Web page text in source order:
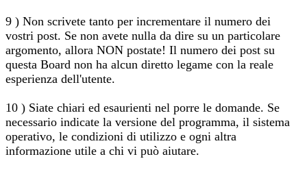
9 ) Non scrivete tanto per incrementare il numero dei
vostri post. Se non avete nulla da dire su un particolare
argomento, allora NON postate! Il numero dei post su
questa Board non ha alcun diretto legame con la reale
esperienza dell'utente.
10 ) Siate chiari ed esaurienti nel porre le domande. Se
necessario indicate la versione del programma, il sistema
operativo, le condizioni di utilizzo e ogni altra
informazione utile a chi vi può aiutare.